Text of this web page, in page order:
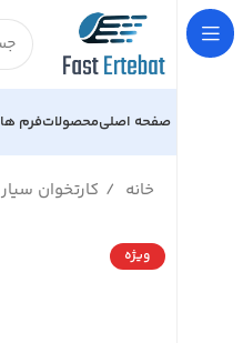
صفحه اصلیمحصولاتفرم ها
خانه کارتخوان سیار
ویژه